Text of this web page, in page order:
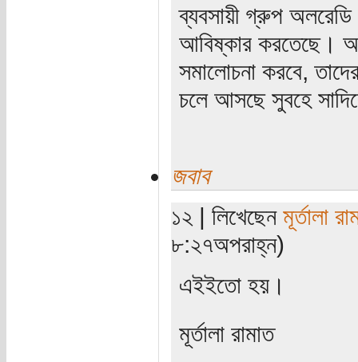
ব্যবসায়ী গ্রুপ অলরেডি
আবিষ্কার করতেছে।
সমালোচনা করবে,
চলে আসছে সুবহে
জবাব
১২ | লিখেছেন মূর্তালা
৮:২৭অপরাহ্ন)
এইইতো হয়।
মূর্তালা রামাত